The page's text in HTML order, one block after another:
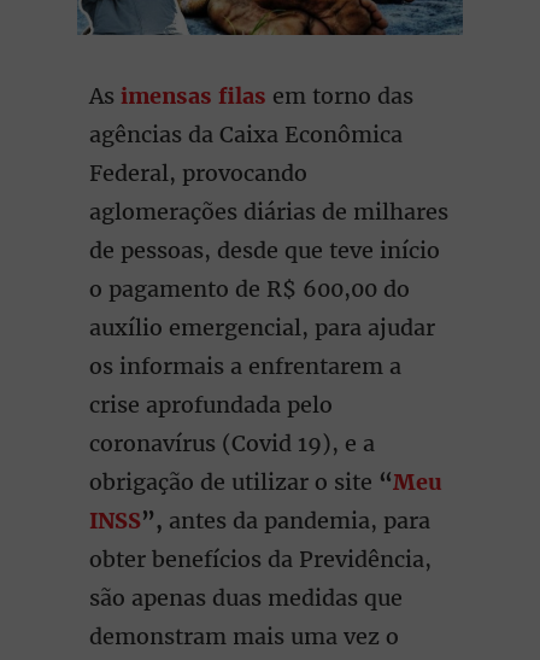
As imensas filas em torno das
agências da Caixa Econômica
Federal, provocando
aglomerações diárias de milhares
de pessoas, desde que teve início
o pagamento de R$ 600,00 do
auxílio emergencial, para ajudar
os informais a enfrentarem a
crise aprofundada pelo
coronavírus (Covid 19), e a
obrigação de utilizar o site “Meu
INSS”, antes da pandemia, para
obter benefícios da Previdência,
são apenas duas medidas que
demonstram mais uma vez o